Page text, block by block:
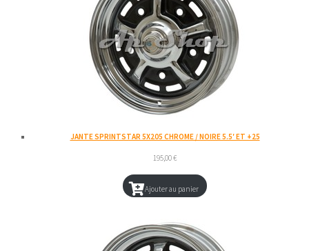
JANTE SPRINTSTAR 5X205 CHROME / NOIRE 5.5′ ET +25
195,00€
Ajouter au panier